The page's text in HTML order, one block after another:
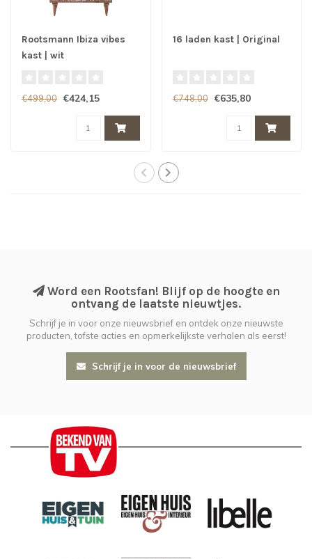
Rootsmann Ibiza vibes
kast | wit
€499,00 €424,15
16 laden kast | Original
€748,00 €635,80
Word een Rootsfan! Blijf op de hoogte en
ontvang de laatste nieuwtjes.
Schrijf je in voor onze nieuwsbrief en ontdek onze nieuwste
producten, tofste acties en opmerkelijkste verhalen als eerst!
Schrijf je in voor de nieuwsbrief